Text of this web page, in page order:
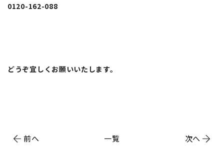
0120-162-088
どうぞ宜しくお願いいたします。
前へ 一覧 次へ